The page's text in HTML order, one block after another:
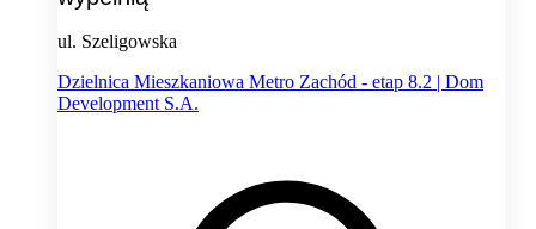
ul. Szeligowska
Dzielnica Mieszkaniowa Metro Zachód - etap 8.2 | Dom
Development S.A.